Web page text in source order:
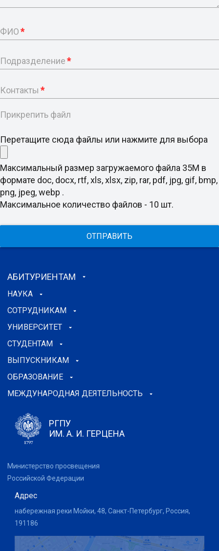
ФИО*
Подразделение*
Контакты *
Прикрепить файл
Перетащите сюда файлы или нажмите для выбора
Максимальный размер загружаемого файла 35M в
формате doc, docx, rtf, xls, xlsx, zip, rar, pdf, jpg, gif, bmp,
png, jpeg, webp .
Максимальное количество файлов - 10 шт.
ОТПРАВИТЬ
АБИТУРИЕНТАМ
НАУКА
СОТРУДНИКАМ
УНИВЕРСИТЕТ
СТУДЕНТАМ
ВЫПУСКНИКАМ
ОБРАЗОВАНИЕ
МЕЖДУНАРОДНАЯ ДЕЯТЕЛЬНОСТЬ
РГПУ
ИМ. А. И. ГЕРЦЕНА
Министерство просвещения
Российской Федерации
Адрес
набережная реки Мойки, 48, Санкт-Петербург, Россия,
191186